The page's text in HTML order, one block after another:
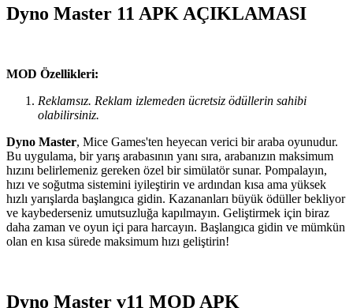
Dyno Master 11 APK AÇIKLAMASI
MOD Özellikleri:
Reklamsız. Reklam izlemeden ücretsiz ödüllerin sahibi
olabilirsiniz.
Dyno Master, Mice Games'ten heyecan verici bir araba oyunudur.
Bu uygulama, bir yarış arabasının yanı sıra, arabanızın maksimum
hızını belirlemeniz gereken özel bir simülatör sunar. Pompalayın,
hızı ve soğutma sistemini iyileştirin ve ardından kısa ama yüksek
hızlı yarışlarda başlangıca gidin. Kazananları büyük ödüller bekliyor
ve kaybederseniz umutsuzluğa kapılmayın. Geliştirmek için biraz
daha zaman ve oyun içi para harcayın. Başlangıca gidin ve mümkün
olan en kısa sürede maksimum hızı geliştirin!
Dyno Master v11 MOD APK